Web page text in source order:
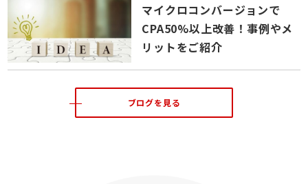
マイクロコンバージョンで
CPA50%以上改善！事例やメ
リットをご紹介
ブログを見る